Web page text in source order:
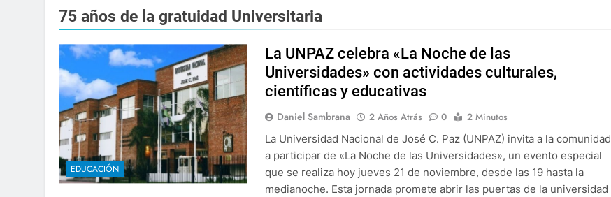
75 años de la gratuidad Universitaria
EDUCACIÓN
La UNPAZ celebra «La Noche de las
Universidades» con actividades culturales,
científicas y educativas
Daniel Sambrana 2 Años Atrás 0
2 Minutos
La Universidad Nacional de José C. Paz (UNPAZ) invita a la comunidad
a participar de «La Noche de las Universidades», un evento especial
que se realiza hoy jueves 21 de noviembre, desde las 19 hasta la
medianoche. Esta jornada promete abrir las puertas de la universidad